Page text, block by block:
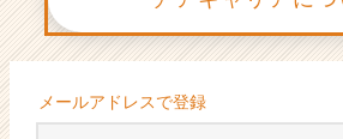
企
か
ら
メールアドレスで登録